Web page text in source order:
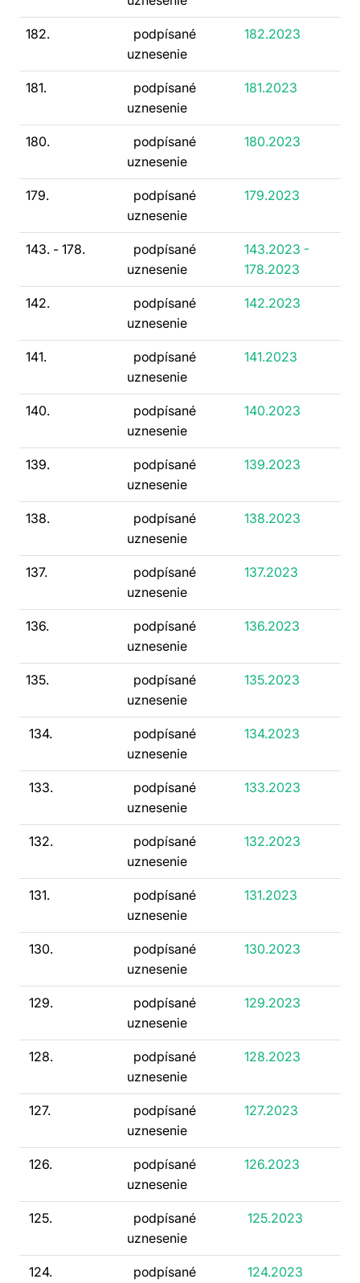
182.
podpísané
uznesenie
182.2023
181.
podpísané
uznesenie
181.2023
180.
podpísané
uznesenie
180.2023
179.
podpísané
uznesenie
179.2023
143. - 178.
podpísané
uznesenie
143.2023 -
178.2023
142.
podpísané
uznesenie
142.2023
141.
podpísané
uznesenie
141.2023
140.
podpísané
uznesenie
140.2023
139.
podpísané
uznesenie
139.2023
138.
podpísané
uznesenie
138.2023
137.
podpísané
uznesenie
137.2023
136.
podpísané
uznesenie
136.2023
135.
podpísané
uznesenie
135.2023
134.
podpísané
uznesenie
134.2023
133.
podpísané
uznesenie
133.2023
132.
podpísané
uznesenie
132.2023
131.
podpísané
uznesenie
131.2023
130.
podpísané
uznesenie
130.2023
129.
podpísané
uznesenie
129.2023
128.
podpísané
uznesenie
128.2023
127.
podpísané
uznesenie
127.2023
126.
podpísané
uznesenie
126.2023
125.
podpísané
uznesenie
125.2023
124.
podpísané
124.2023